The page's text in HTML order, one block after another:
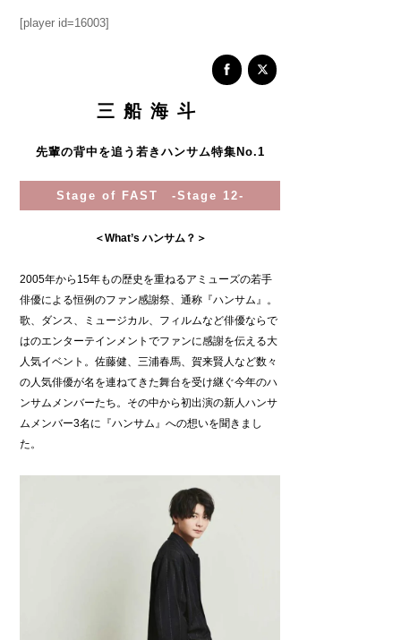
[player id=16003]
三船海斗
先輩の背中を追う若きハンサム特集No.1
Stage of FAST -Stage 12-
＜What’s ハンサム？＞
2005年から15年もの歴史を重ねるアミューズの若手
俳優による恒例のファン感謝祭、通称『ハンサム』。
歌、ダンス、ミュージカル、フィルムなど俳優ならで
はのエンターテインメントでファンに感謝を伝える大
人気イベント。佐藤健、三浦春馬、賀来賢人など数々
の人気俳優が名を連ねてきた舞台を受け継ぐ今年のハ
ンサムメンバーたち。その中から初出演の新人ハンサ
ムメンバー3名に『ハンサム』への想いを聞きまし
た。